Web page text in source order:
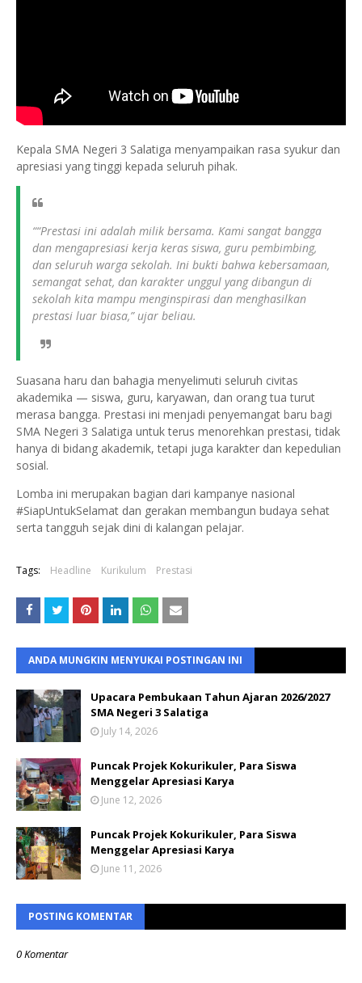
Kepala SMA Negeri 3 Salatiga menyampaikan rasa syukur dan
apresiasi yang tinggi kepada seluruh pihak.
““Prestasi ini adalah milik bersama. Kami sangat bangga
dan mengapresiasi kerja keras siswa, guru pembimbing,
dan seluruh warga sekolah. Ini bukti bahwa kebersamaan,
semangat sehat, dan karakter unggul yang dibangun di
sekolah kita mampu menginspirasi dan menghasilkan
prestasi luar biasa,” ujar beliau.
Suasana haru dan bahagia menyelimuti seluruh civitas
akademika — siswa, guru, karyawan, dan orang tua turut
merasa bangga. Prestasi ini menjadi penyemangat baru bagi
SMA Negeri 3 Salatiga untuk terus menorehkan prestasi, tidak
hanya di bidang akademik, tetapi juga karakter dan kepedulian
sosial.
Lomba ini merupakan bagian dari kampanye nasional
#SiapUntukSelamat dan gerakan membangun budaya sehat
serta tangguh sejak dini di kalangan pelajar.
Tags: Headline Kurikulum Prestasi
ANDA MUNGKIN MENYUKAI POSTINGAN INI
Upacara Pembukaan Tahun Ajaran 2026/2027
SMA Negeri 3 Salatiga
July 14, 2026
Puncak Projek Kokurikuler, Para Siswa
Menggelar Apresiasi Karya
June 12, 2026
Puncak Projek Kokurikuler, Para Siswa
Menggelar Apresiasi Karya
June 11, 2026
POSTING KOMENTAR
0 Komentar